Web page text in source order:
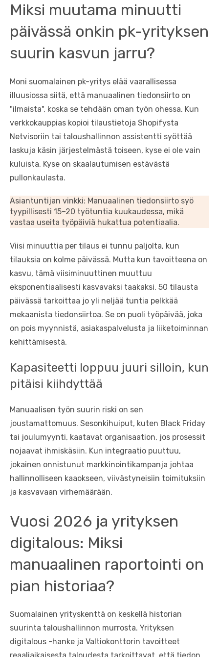
Miksi muutama minuutti
päivässä onkin pk-yrityksen
suurin kasvun jarru?
Moni suomalainen pk-yritys elää vaarallisessa
illuusiossa siitä, että manuaalinen tiedonsiirto on
"ilmaista", koska se tehdään oman työn ohessa. Kun
verkkokauppias kopioi tilaustietoja Shopifysta
Netvisoriin tai taloushallinnon assistentti syöttää
laskuja käsin järjestelmästä toiseen, kyse ei ole vain
kuluista. Kyse on skaalautumisen estävästä
pullonkaulasta.
Asiantuntijan vinkki: Manuaalinen tiedonsiirto syö
tyypillisesti 15–20 työtuntia kuukaudessa, mikä
vastaa useita työpäiviä hukattua potentiaalia.
Viisi minuuttia per tilaus ei tunnu paljolta, kun
tilauksia on kolme päivässä. Mutta kun tavoitteena on
kasvu, tämä viisiminuuttinen muuttuu
eksponentiaalisesti kasvavaksi taakaksi. 50 tilausta
päivässä tarkoittaa jo yli neljää tuntia pelkkää
mekaanista tiedonsiirtoa. Se on puoli työpäivää, joka
on pois myynnistä, asiakaspalvelusta ja liiketoiminnan
kehittämisestä.
Kapasiteetti loppuu juuri silloin, kun
pitäisi kiihdyttää
Manuaalisen työn suurin riski on sen
joustamattomuus. Sesonkihuiput, kuten Black Friday
tai joulumyynti, kaatavat organisaation, jos prosessit
nojaavat ihmiskäsiin. Kun integraatio puuttuu,
jokainen onnistunut markkinointikampanja johtaa
hallinnolliseen kaaokseen, viivästyneisiin toimituksiin
ja kasvavaan virhemäärään.
Vuosi 2026 ja yrityksen
digitalous: Miksi
manuaalinen raportointi on
pian historiaa?
Suomalainen yrityskenttä on keskellä historian
suurinta taloushallinnon murrosta. Yrityksen
digitalous -hanke ja Valtiokonttorin tavoitteet